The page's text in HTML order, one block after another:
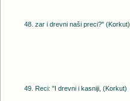
48. zar i drevni naši preci?" (Korkut)
49. Reci: "I drevni i kasniji, (Korkut)